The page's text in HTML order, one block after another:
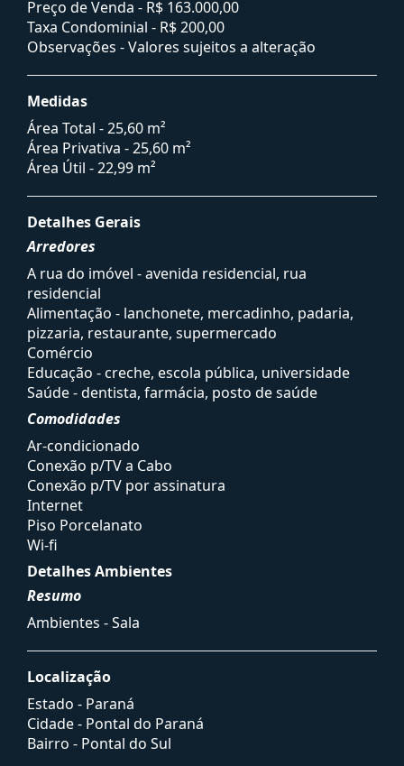
Preço de Venda - R$ 163.000,00
Taxa Condominial - R$ 200,00
Observações - Valores sujeitos a alteração
Medidas
Área Total - 25,60 m²
Área Privativa - 25,60 m²
Área Útil - 22,99 m²
Detalhes Gerais
Arredores
A rua do imóvel - avenida residencial, rua
residencial
Alimentação - lanchonete, mercadinho, padaria,
pizzaria, restaurante, supermercado
Comércio
Educação - creche, escola pública, universidade
Saúde - dentista, farmácia, posto de saúde
Comodidades
Ar-condicionado
Conexão p/TV a Cabo
Conexão p/TV por assinatura
Internet
Piso Porcelanato
Wi-fi
Detalhes Ambientes
Resumo
Ambientes - Sala
Localização
Estado - Paraná
Cidade - Pontal do Paraná
Bairro - Pontal do Sul